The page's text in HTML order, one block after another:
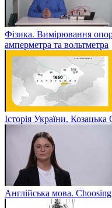
Фізика. Вимірювання
амперметра та вольтметра
Історія України.
Англійська мова.